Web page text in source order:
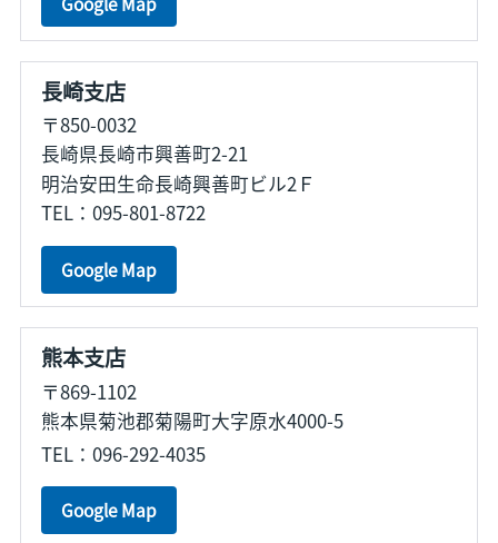
長崎支店
〒850-0032
長崎県長崎市興善町2-21
明治安田生命長崎興善町ビル2Ｆ
TEL：095-801-8722
Google Map
熊本支店
〒869-1102
熊本県菊池郡菊陽町大字原水4000-5
TEL：096-292-4035
Google Map